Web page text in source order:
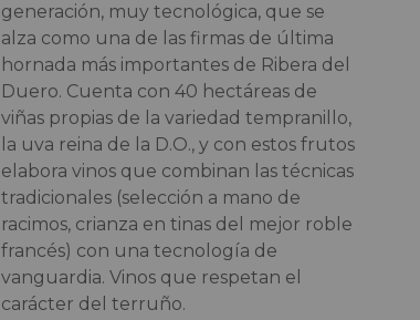
generación, muy tecnológica, que se
alza como una de las firmas de última
hornada más importantes de Ribera del
Duero. Cuenta con 40 hectáreas de
viñas propias de la variedad tempranillo,
la uva reina de la D.O., y con estos frutos
elabora vinos que combinan las técnicas
tradicionales (selección a mano de
racimos, crianza en tinas del mejor roble
francés) con una tecnología de
vanguardia. Vinos que respetan el
carácter del terruño.